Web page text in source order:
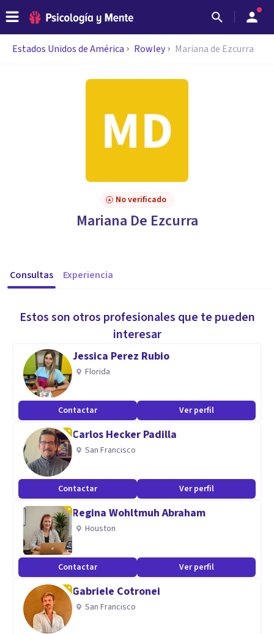
Estados Unidos de América Rowley Mariana de Ezcurra
No verificado
Mariana De Ezcurra
Consultas Experiencia
Estos son otros profesionales que te pueden
interesar
Jessica Perez Rubio
Florida
Contactar Ver perfil
Carlos Hecker Padilla
San Francisco
Contactar Ver perfil
Regina Wohltmuh Abraham
Houston
Contactar Ver perfil
Gabriele Cotronei
San Francisco